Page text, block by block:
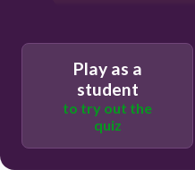
Play as a
student
to try out the
quiz